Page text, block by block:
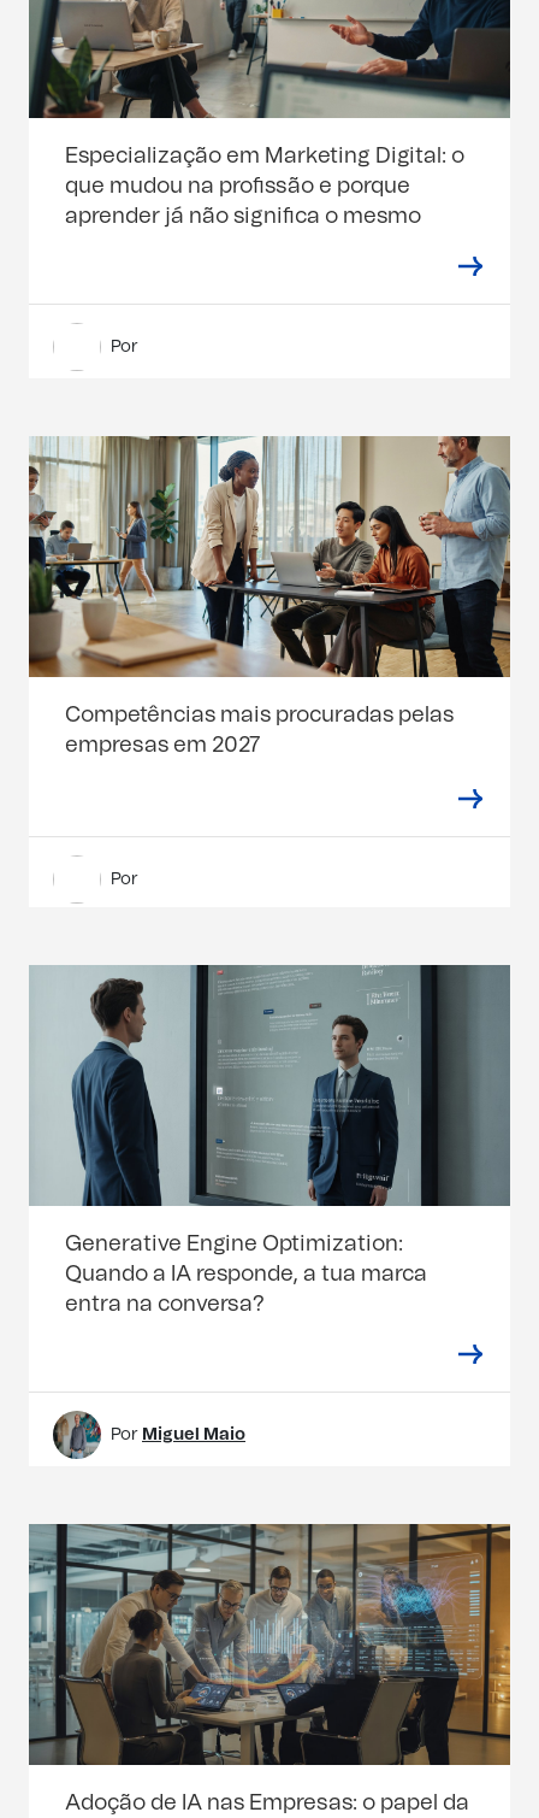
Especialização em Marketing Digital: o
que mudou na profissão e porque
aprender já não significa o mesmo
Por
Competências mais procuradas pelas
empresas em 2027
Por
Generative Engine Optimization:
Quando a IA responde, a tua marca
entra na conversa?
Por Miguel Maio
Adoção de IA nas Empresas: o papel da